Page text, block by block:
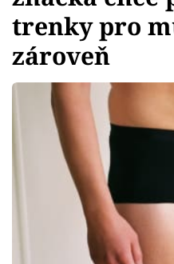
Showbyznys
Youtubeři
Virály
Sex a vztahy
Videa
Sledujte prima+
Přihlášení
trenky pro
zároveň